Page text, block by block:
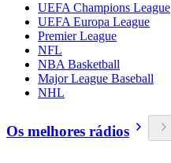
UEFA Champions League
UEFA Europa League
Premier League
NFL
NBA Basketball
Major League Baseball
NHL
Os melhores rádios